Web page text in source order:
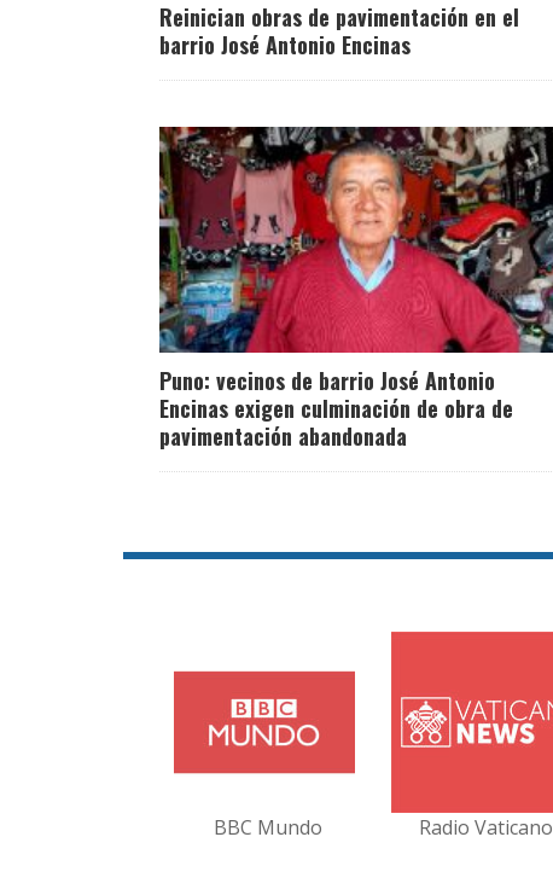
Reinician obras de pavimentación en el
barrio José Antonio Encinas
Puno: vecinos de barrio José Antonio
Encinas exigen culminación de obra de
pavimentación abandonada
BBC Mundo Radio Vaticano